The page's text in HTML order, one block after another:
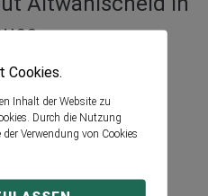
2026 bereits
Cookies.
Inhalt der Website zu
Durch die Nutzung
Verwendung von Cookies